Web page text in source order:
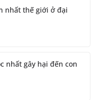
nhất thế giới ở đại
nhất gây hại đến con